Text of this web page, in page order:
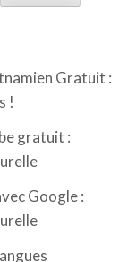
Gratuit :
!
gratuit :
Google :